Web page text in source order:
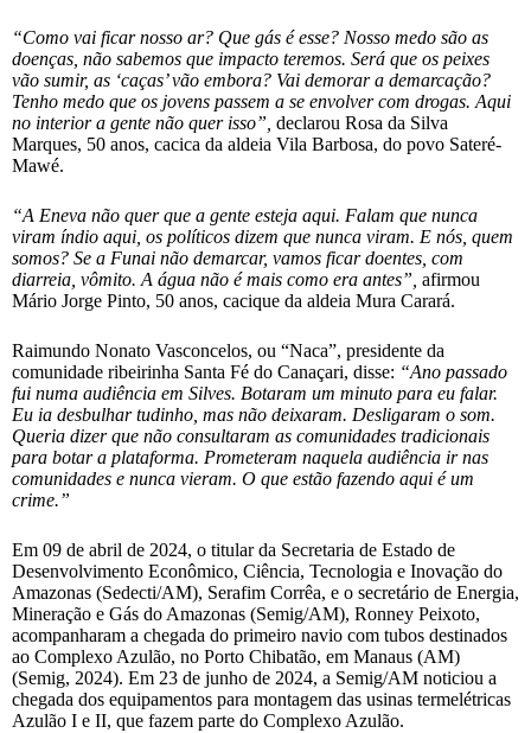
“Como vai ficar nosso ar? Que gás é esse? Nosso medo são as
doenças, não sabemos que impacto teremos. Será que os peixes
vão sumir, as ‘caças’ vão embora? Vai demorar a demarcação?
Tenho medo que os jovens passem a se envolver com drogas. Aqui
no interior a gente não quer isso”, declarou Rosa da Silva
Marques, 50 anos, cacica da aldeia Vila Barbosa, do povo Sateré-
Mawé.
“A Eneva não quer que a gente esteja aqui. Falam que nunca
viram índio aqui, os políticos dizem que nunca viram. E nós, quem
somos? Se a Funai não demarcar, vamos ficar doentes, com
diarreia, vômito. A água não é mais como era antes”, afirmou
Mário Jorge Pinto, 50 anos, cacique da aldeia Mura Carará.
Raimundo Nonato Vasconcelos, ou “Naca”, presidente da
comunidade ribeirinha Santa Fé do Canaçari, disse: “Ano passado
fui numa audiência em Silves. Botaram um minuto para eu falar.
Eu ia desbulhar tudinho, mas não deixaram. Desligaram o som.
Queria dizer que não consultaram as comunidades tradicionais
para botar a plataforma. Prometeram naquela audiência ir nas
comunidades e nunca vieram. O que estão fazendo aqui é um
crime.”
Em 09 de abril de 2024, o titular da Secretaria de Estado de
Desenvolvimento Econômico, Ciência, Tecnologia e Inovação do
Amazonas (Sedecti/AM), Serafim Corrêa, e o secretário de Energia,
Mineração e Gás do Amazonas (Semig/AM), Ronney Peixoto,
acompanharam a chegada do primeiro navio com tubos destinados
ao Complexo Azulão, no Porto Chibatão, em Manaus (AM)
(Semig, 2024). Em 23 de junho de 2024, a Semig/AM noticiou a
chegada dos equipamentos para montagem das usinas termelétricas
Azulão I e II, que fazem parte do Complexo Azulão.